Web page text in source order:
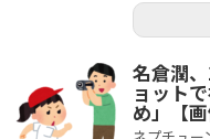
名倉潤
ョット
め」【画